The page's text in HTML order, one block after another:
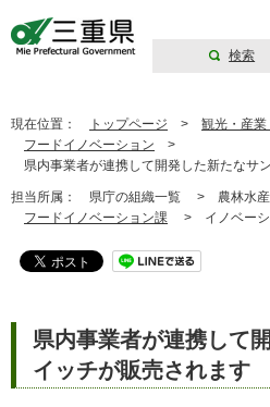
検索
現在位置： トップページ > 観光・産業
フードイノベーション >
県内事業者が連携して開発した新たなサ
担当所属： 県庁の組織一覧 > 農林水
フードイノベーション課 > イノベー
県内事業者が連携して
イッチが販売されます